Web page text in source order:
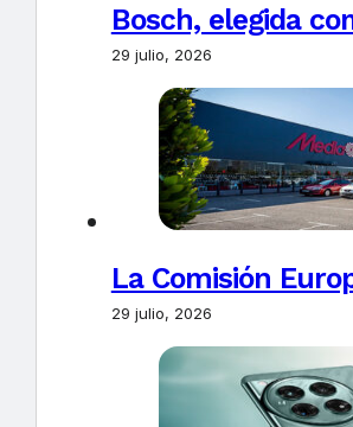
Bosch, elegida
29 julio, 2026
La Comisión
29 julio, 2026